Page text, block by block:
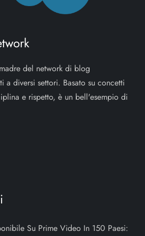
del network di blog
a diversi settori. Basato su concetti
e rispetto, è un bell'esempio di
Su Prime Video In 150 Paesi: